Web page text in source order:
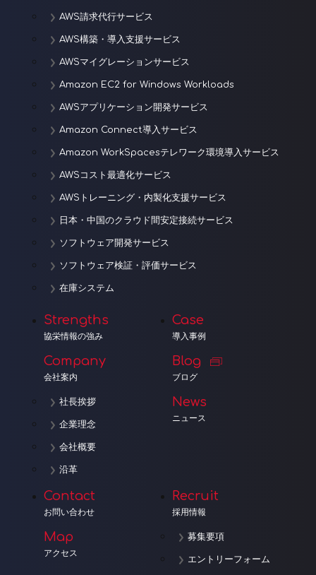
AWS請求代行サービス
AWS構築・導入支援サービス
AWSマイグレーションサービス
Amazon EC2 for Windows Workloads
AWSアプリケーション開発サービス
Amazon Connect導入サービス
Amazon WorkSpacesテレワーク環境導入サービス
AWSコスト最適化サービス
AWSトレーニング・内製化支援サービス
日本・中国のクラウド間安定接続サービス
ソフトウェア開発サービス
ソフトウェア検証・評価サービス
在庫システム
Strengths
協栄情報の強み
Company
会社案内
社長挨拶
企業理念
会社概要
沿革
Case
導入事例
Blog
ブログ
News
ニュース
Contact
お問い合わせ
Map
アクセス
Recruit
採用情報
募集要項
エントリーフォーム